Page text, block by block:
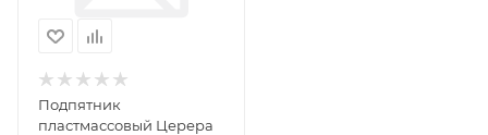
Подпятник
пластмассовый Церера